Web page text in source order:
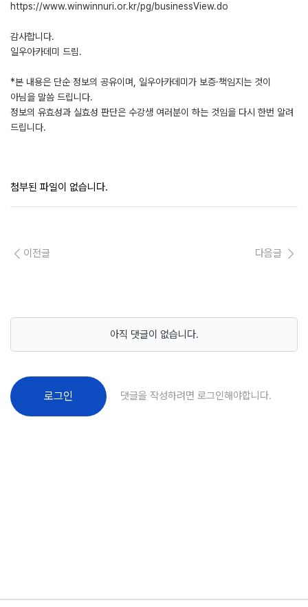
https://www.winwinnuri.or.kr/pg/businessView.do
감사합니다.
일우아카데미 드림.
*본 내용은 단순 정보의 공유이며, 일우아카데미가 보증·책임지는 것이
아님을 말씀 드립니다.
정보의 유효성과 실효성 판단은 수강생 여러분이 하는 것임을 다시 한번 알려
드립니다.
첨부된 파일이 없습니다.
이전글 다음글
아직 댓글이 없습니다.
로그인 댓글을 작성하려면 로그인해야합니다.